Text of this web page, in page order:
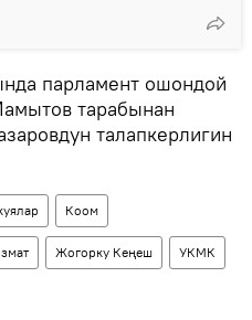
парламент ошондой
тарабынан
талапкерлигин
Коом
Жогорку Кеңеш УКМК